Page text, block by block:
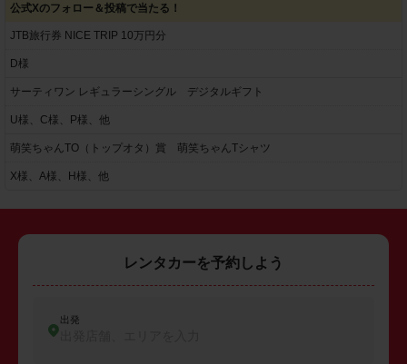
公式Xのフォロー＆投稿で当たる！
JTB旅行券 NICE TRIP 10万円分
D様
サーティワン レギュラーシングル デジタルギフト
U様、C様、P様、他
萌笑ちゃんTO（トップオタ）賞 萌笑ちゃんTシャツ
X様、A様、H様、他
レンタカーを予約しよう
出発